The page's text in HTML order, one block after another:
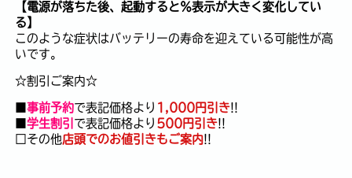
【電源が落ちた後、起動すると％表示が大きく変化してい
る】
このような症状はバッテリーの寿命を迎えている可能性が高
いです。
☆割引ご案内☆
■事前予約で表記価格より 1,000円引き!!
■学生割引 で表記価格より 500円引き!!
□その他店頭でのお値引きもご案内!!